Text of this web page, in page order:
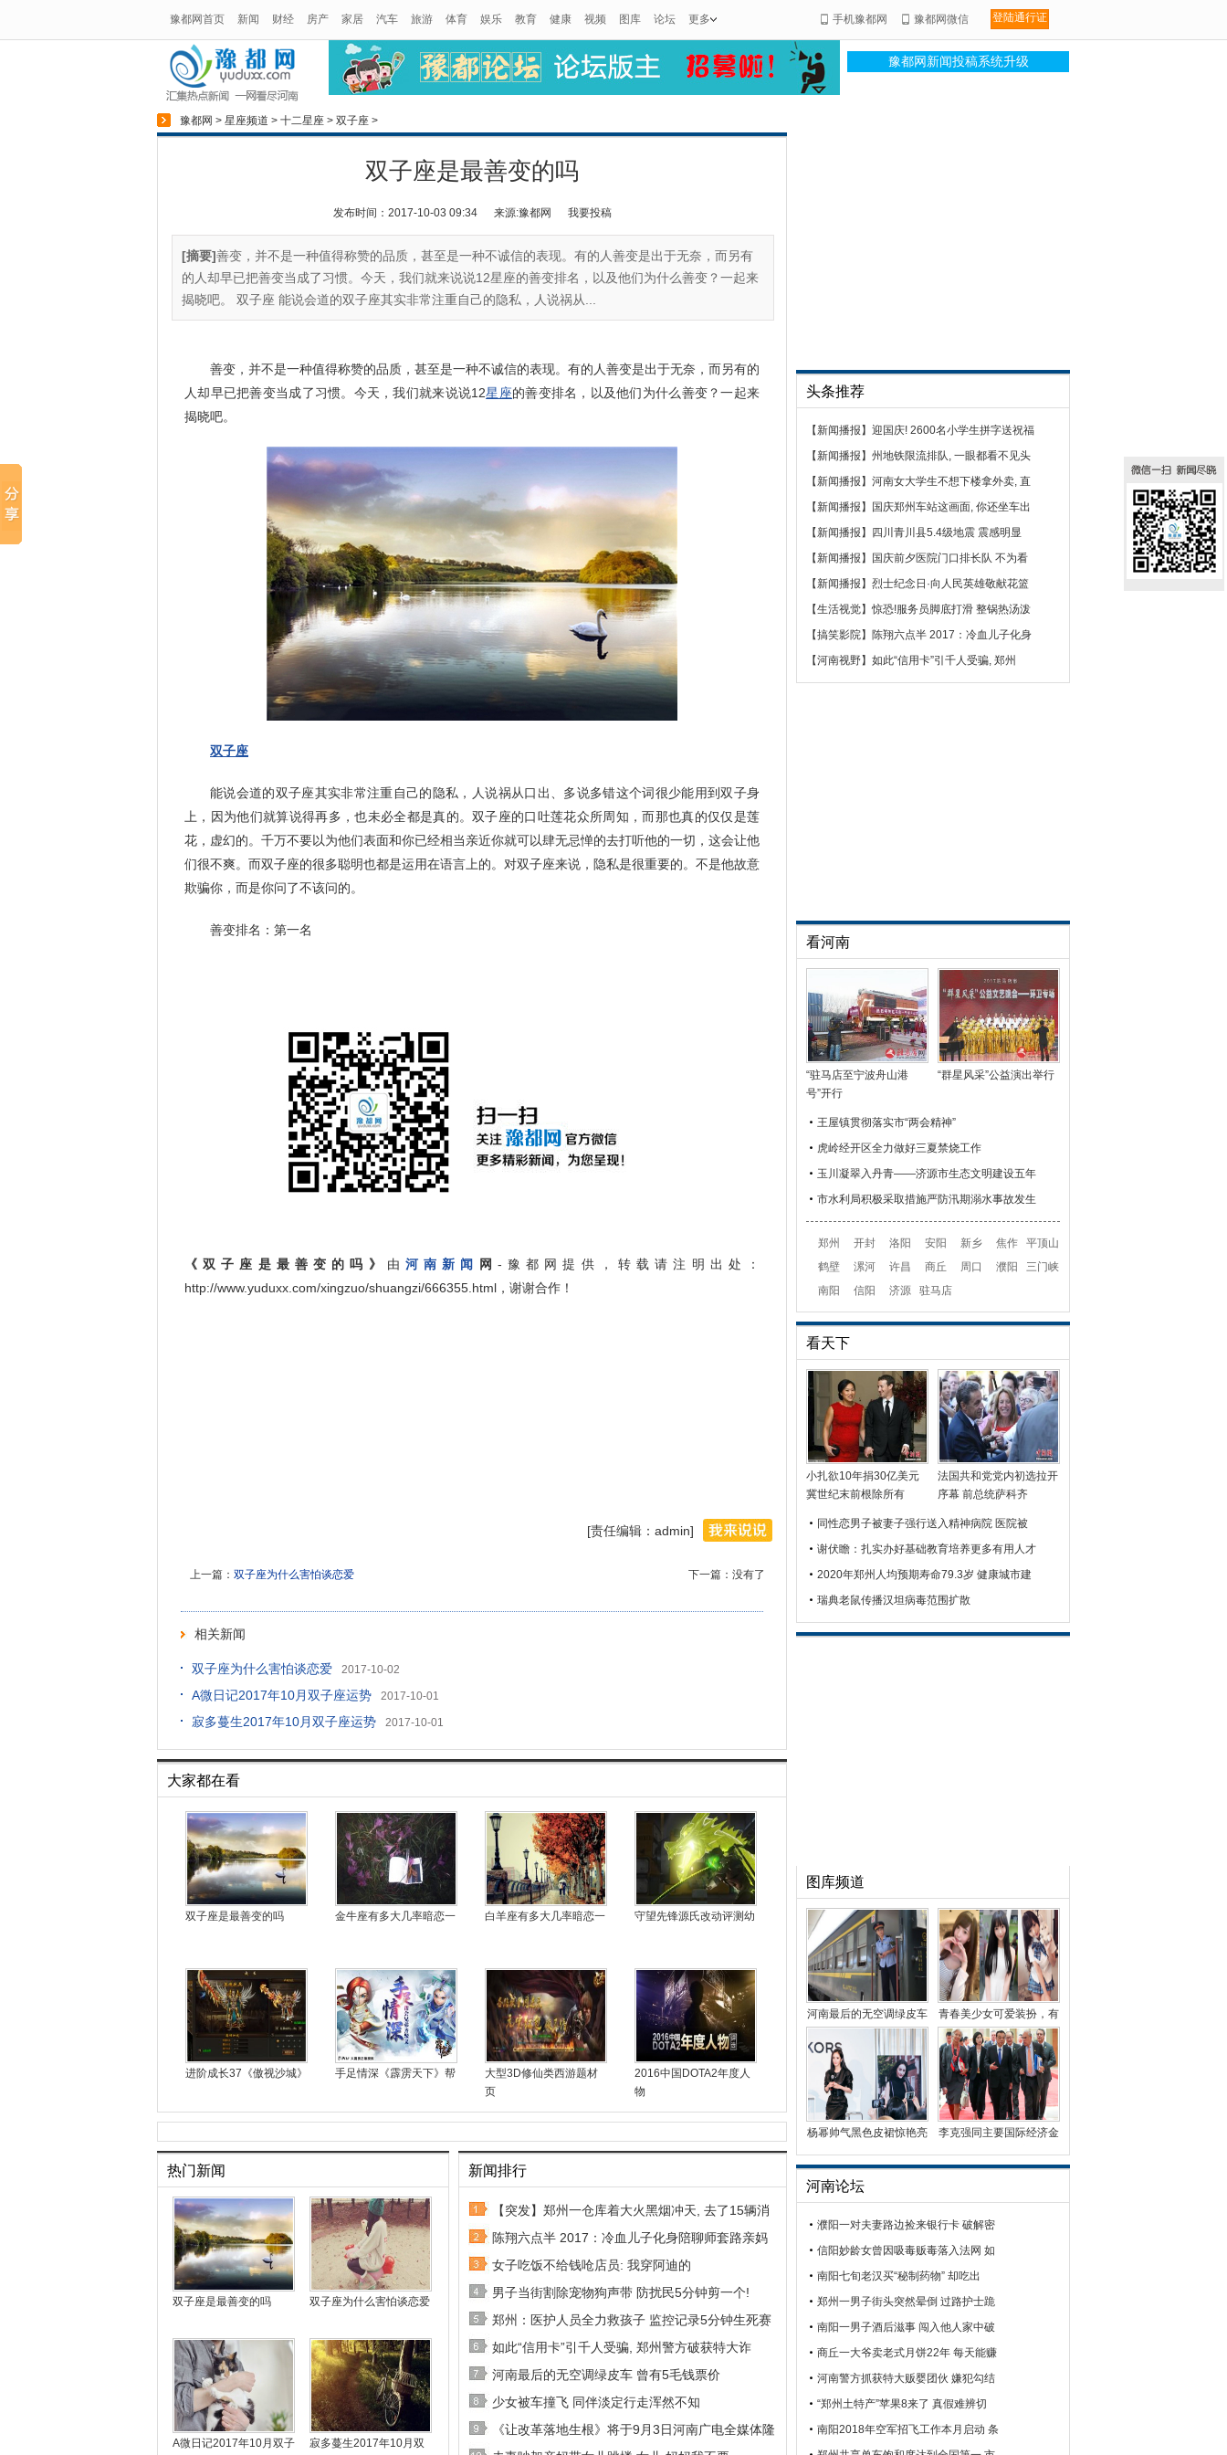
豫都网首页 新闻 财经 房产 家居 汽车 旅游 体育 娱乐 教育 健康 视频 图库 论坛 更多 手机豫都网 豫都网微信 登陆通行证
豫都网新闻投稿系统升级
豫都网 > 星座频道 > 十二星座 > 双子座 >
双子座是最善变的吗
发布时间：2017-10-03 09:34 来源:豫都网 我要投稿
[摘要]善变，并不是一种值得称赞的品质，甚至是一种不诚信的表现。有的人善变是出于无奈，而另有
的人却早已把善变当成了习惯。今天，我们就来说说12星座的善变排名，以及他们为什么善变？一起来
揭晓吧。 双子座 能说会道的双子座其实非常注重自己的隐私，人说祸从...
善变，并不是一种值得称赞的品质，甚至是一种不诚信的表现。有的人善变是出于无奈，而另有的
人却早已把善变当成了习惯。今天，我们就来说说12星座的善变排名，以及他们为什么善变？一起来
揭晓吧。
双子座
能说会道的双子座其实非常注重自己的隐私，人说祸从口出、多说多错这个词很少能用到双子身
上，因为他们就算说得再多，也未必全都是真的。双子座的口吐莲花众所周知，而那也真的仅仅是莲
花，虚幻的。千万不要以为他们表面和你已经相当亲近你就可以肆无忌惮的去打听他的一切，这会让他
们很不爽。而双子座的很多聪明也都是运用在语言上的。对双子座来说，隐私是很重要的。不是他故意
欺骗你，而是你问了不该问的。
善变排名：第一名
《双子座是最善变的吗》 由 河南新闻 网 -豫都网提供，转载请注明出处：
http://www.yuduxx.com/xingzuo/shuangzi/666355.html，谢谢合作！
[责任编辑：admin]
下一篇：没有了
上一篇： 双子座为什么害怕谈恋爱
相关新闻
双子座为什么害怕谈恋爱 2017-10-02
A微日记2017年10月双子座运势 2017-10-01
寂多蔓生2017年10月双子座运势 2017-10-01
大家都在看
双子座是最善变的吗 金牛座有多大几率暗恋一 白羊座有多大几率暗恋一 守望先锋源氏改动评测幼
进阶成长37《傲视沙城》 手足情深《霹雳天下》帮
大型3D修仙类西游题材
页
2016中国DOTA2年度人
物
热门新闻
双子座是最善变的吗 双子座为什么害怕谈恋爱
A微日记2017年10月双子 寂多蔓生2017年10月双
新闻排行
【突发】郑州一仓库着大火黑烟冲天, 去了15辆消
陈翔六点半 2017：冷血儿子化身陪聊师套路亲妈
女子吃饭不给钱呛店员: 我穿阿迪的
男子当街割除宠物狗声带 防扰民5分钟剪一个!
郑州：医护人员全力救孩子 监控记录5分钟生死赛
如此“信用卡”引千人受骗, 郑州警方破获特大诈
河南最后的无空调绿皮车 曾有5毛钱票价
少女被车撞飞 同伴淡定行走浑然不知
《让改革落地生根》将于9月3日河南广电全媒体隆
头条推荐
【新闻播报 】 迎国庆! 2600名小学生拼字送祝福
【新闻播报 】 州地铁限流排队, 一眼都看不见头
【新闻播报 】 河南女大学生不想下楼拿外卖, 直
【新闻播报 】
国庆郑州车站这画面, 你还坐车出
【新闻播报 】
四川青川县5.4级地震 震感明显
【新闻播报 】
国庆前夕医院门口排长队 不为看
【新闻播报 】 烈士纪念日·向人民英雄敬献花篮
【生活视觉】惊恐!服务员脚底打滑 整锅热汤泼
【搞笑影院】 陈翔六点半 2017：冷血儿子化身
【河南视野】 如此“信用卡”引千人受骗, 郑州
看河南
“驻马店至宁波舟山港
号”开行
“群星风采”公益演出举行
王屋镇贯彻落实市“两会精神”
虎岭经开区全力做好三夏禁烧工作
玉川凝翠入丹青——济源市生态文明建设五年
市水利局积极采取措施严防汛期溺水事故发生
郑州 开封 洛阳 安阳 新乡 焦作
平顶山
鹤壁
漯河 许昌 商丘 周口 濮阳
三门峡
南阳
信阳 济源 驻马店
看天下
小扎欲10年捐30亿美元
冀世纪末前根除所有
法国共和党党内初选拉开
序幕 前总统萨科齐
同性恋男子被妻子强行送入精神病院 医院被
谢伏瞻：扎实办好基础教育培养更多有用人才
2020年郑州人均预期寿命79.3岁 健康城市建
瑞典老鼠传播汉坦病毒范围扩散
图库频道
河南最后的无空调绿皮车
曾有5毛钱票价
青春美少女可爱装扮，有
种特别的美感
杨幂帅气黑色皮裙惊艳亮
李克强同主要国际经济金
河南论坛
濮阳一对夫妻路边捡来银行卡 破解密
信阳妙龄女曾因吸毒贩毒落入法网 如
南阳七旬老汉买“秘制药物” 却吃出
郑州一男子街头突然晕倒 过路护士跪
南阳一男子酒后滋事 闯入他人家中破
商丘一大爷卖老式月饼22年 每天能赚
河南警方抓获特大贩婴团伙 嫌犯勾结
“郑州土特产”苹果8来了 真假难辨切
南阳2018年空军招飞工作本月启动 条